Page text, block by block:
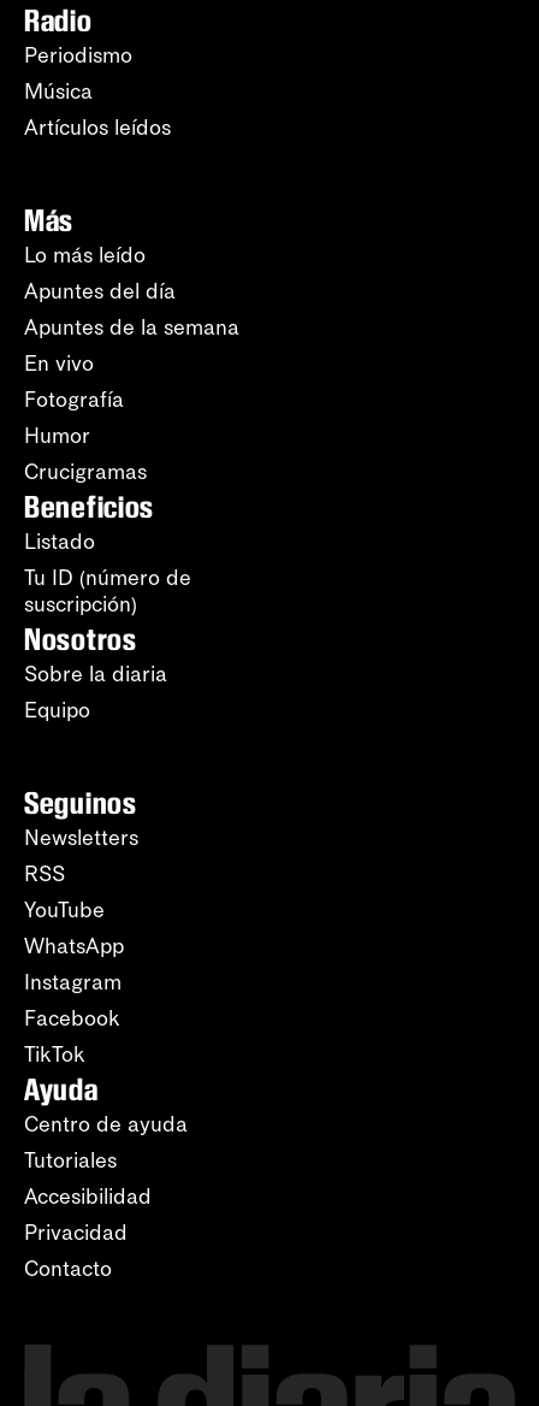
Radio
Periodismo
Música
Artículos leídos
Más
Lo más leído
Apuntes del día
Apuntes de la semana
En vivo
Fotografía
Humor
Crucigramas
Beneficios
Listado
Tu ID (número de
suscripción)
Nosotros
Sobre la diaria
Equipo
Seguinos
Newsletters
RSS
YouTube
WhatsApp
Instagram
Facebook
TikTok
Ayuda
Centro de ayuda
Tutoriales
Accesibilidad
Privacidad
Contacto